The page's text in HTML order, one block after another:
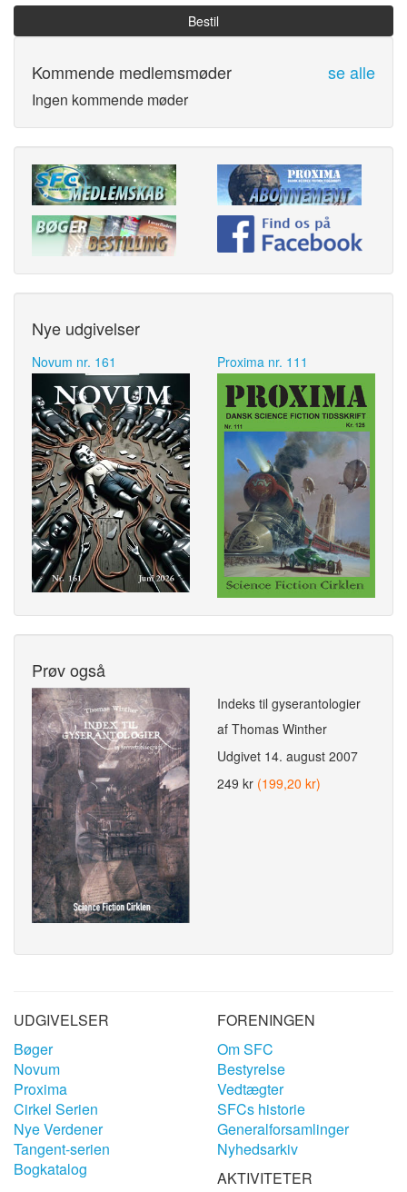
Bestil
Kommende medlemsmøder se alle
Ingen kommende møder
Nye udgivelser
Novum nr. 161 Proxima nr. 111
Prøv også
Indeks til gyserantologier
af Thomas Winther
Udgivet 14. august 2007
249 kr (199,20 kr)
UDGIVELSER
Bøger
Novum
Proxima
Cirkel Serien
Nye Verdener
Tangent-serien
Bogkatalog
FORENINGEN
Om SFC
Bestyrelse
Vedtægter
SFCs historie
Generalforsamlinger
Nyhedsarkiv
AKTIVITETER